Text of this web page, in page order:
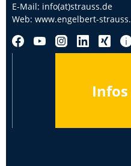
E-Mail: info(at)strauss.de
Web: www.engelbert-